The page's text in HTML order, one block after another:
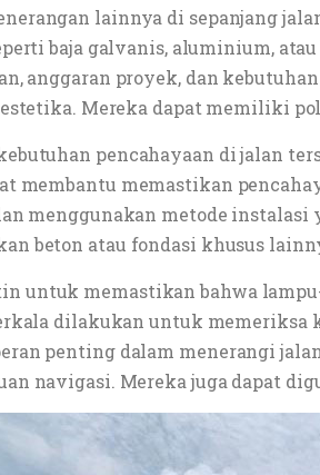
lainnya di sepanjang
baja galvanis, aluminium,
anggaran proyek, dan
Mereka dapat memiliki
pencahayaan di jalan
membantu memastikan
menggunakan metode
beton atau fondasi khusus
untuk memastikan bahwa
dilakukan untuk memeriksa
penting dalam menerangi
navigasi. Mereka juga dapat